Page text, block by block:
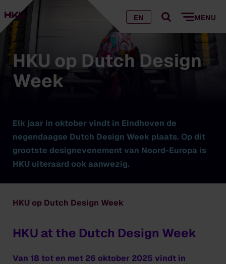
EN MENU
HKU op Dutch Design
Week
Elk jaar in oktober vindt in Eindhoven de
negendaagse Dutch Design Week plaats. Op dit
grootste designevenement van Noord-Europa is
HKU uiteraard ook aanwezig.
HKU op Dutch Design Week
HKU at the Dutch Design Week
Van 18 tot en met 26 oktober 2025 vindt in